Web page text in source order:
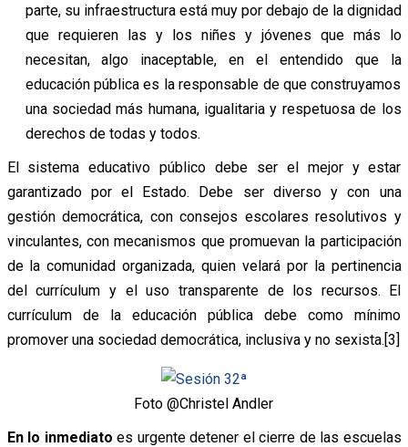
parte, su infraestructura está muy por debajo de la dignidad
que requieren las y los niñes y jóvenes que más lo
necesitan, algo inaceptable, en el entendido que la
educación pública es la responsable de que construyamos
una sociedad más humana, igualitaria y respetuosa de los
derechos de todas y todos.
El sistema educativo público debe ser el mejor y estar
garantizado por el Estado. Debe ser diverso y con una
gestión democrática, con consejos escolares resolutivos y
vinculantes, con mecanismos que promuevan la participación
de la comunidad organizada, quien velará por la pertinencia
del currículum y el uso transparente de los recursos. El
currículum de la educación pública debe como mínimo
promover una sociedad democrática, inclusiva y no sexista.[3]
Foto @Christel Andler
En lo inmediato es urgente detener el cierre de las escuelas